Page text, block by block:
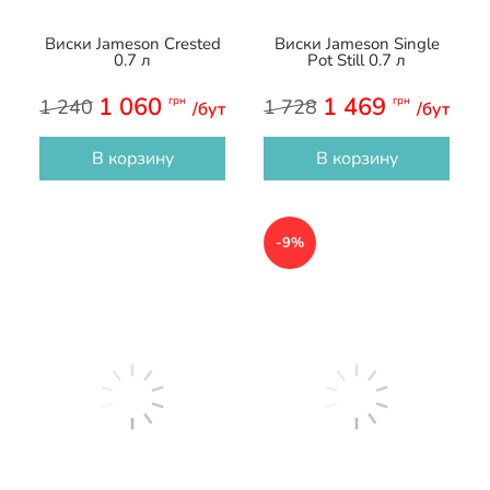
Виски Jameson Crested
0.7 л
1 240 1 060 грн /бут
В корзину
Виски Jameson Single
Pot Still 0.7 л
1 728 1 469 грн /бут
В корзину
-9%